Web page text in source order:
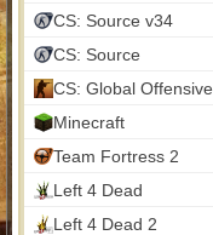
CS: Source v34
CS: Source
CS: Global Offensive
Minecraft
Team Fortress 2
Left 4 Dead
Left 4 Dead 2